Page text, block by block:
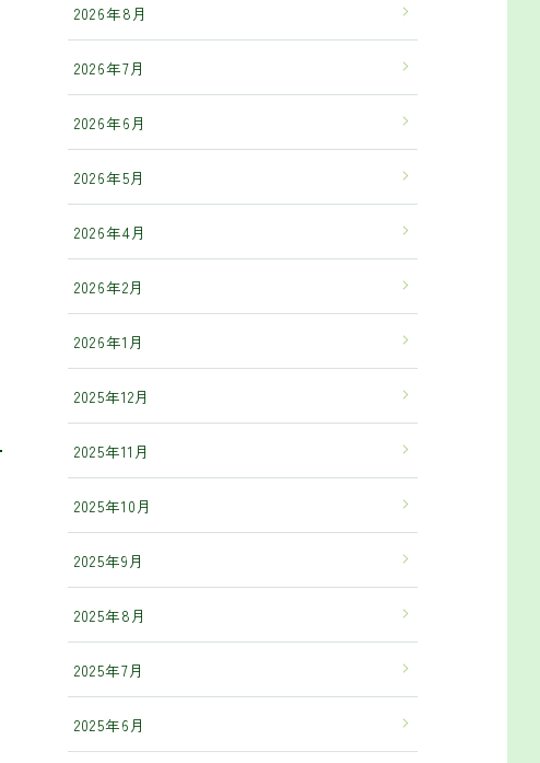
2026年8月
2026年7月
2026年6月
2026年5月
2026年4月
2026年2月
2026年1月
2025年12月
2025年11月
2025年10月
2025年9月
2025年8月
2025年7月
2025年6月